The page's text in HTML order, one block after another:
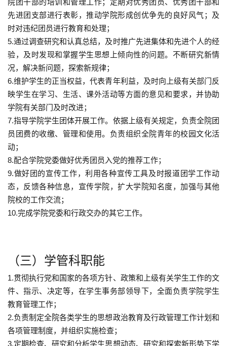
院团干部的培训和管理工作；定期对优秀团员、优秀团干部和
先进团支部进行表彰，推动学院形成创优争先的良好风气；及
时对违纪团员进行教育和处理；
5.通过调查研究和认真总结，及时推广先进集体和先进个人的经
验，及时发现和掌握学生思想上倾向性的问题。不断研究新情
况，解决新问题，探索新规律；
6.维护学生的正当权益，代表青年利益，及时向上级有关部门反
映学生在学习、生活、课外活动等方面的意见和要求，并协助
学院有关部门及时改进；
7.指导学院学生团体开展工作。依据上级有关规定，负责全院团
员团费的收缴、管理和使用。负责组织全院青年的校园文化活
动；
8.配合学院党委做好优秀团员入党的推荐工作；
9.做好团的宣传工作，利用各种宣传工具及时报道团学工作动
态，反馈各种信息，宣传学院，扩大学院知名度，加强与其他
院校的工作交流；
10.完成学院党委和行政交办的其它工作。
（三）学管科职能
1.贯彻执行党和国家的各项方针、政策和上级有关学生工作的文
件、指示、决定等，在学生事务部领导下，全面负责学院学生
教育管理工作；
2.负责制定全院各类学生的思想政治教育及行政管理工作计划和
各项管理制度，并组织实施检查；
3.定期检查、研究和分析学生思想动态、研究和探索新形势下学